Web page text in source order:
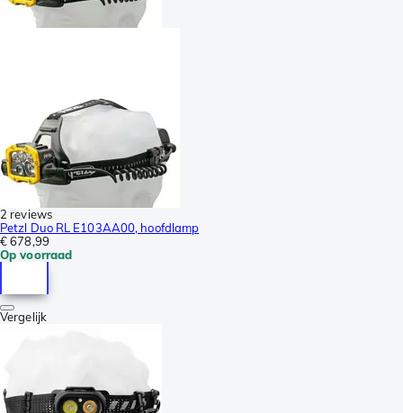
2 reviews
Petzl Duo RL E103AA00, hoofdlamp
€ 678,99
Op voorraad
Vergelijk